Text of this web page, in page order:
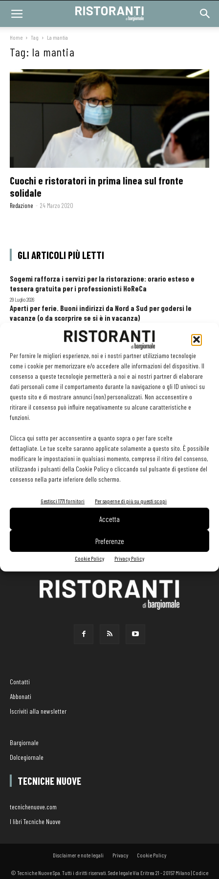
Per fornire le migliori esperienze, noi e i nostri partner utilizziamo tecnologie
come i cookie per memorizzare e/o accedere alle informazioni del dispositivo. Il
consenso a queste tecnologie permetterà a noi e ai nostri partner di elaborare
dati personali come il comportamento durante la navigazione o gli ID univoci su
questo sito e di mostrare annunci (non) personalizzati. Non acconsentire o
ritirare il consenso può influire negativamente su alcune caratteristiche e
funzioni.
Clicca qui sotto per acconsentire a quanto sopra o per fare scelte
dettagliate. Le tue scelte saranno applicate solamente a questo sito. È possibile
modificare le impostazioni in qualsiasi momento, compreso il ritiro del consenso,
utilizzando i pulsanti della Cookie Policy o cliccando sul pulsante di gestione del
consenso nella parte inferiore dello schermo.
Gestisci 1771 fornitori Per saperne di più su questi scopi
Accetta
Preferenze
Cookie Policy Privacy Policy
Home Tag La mantia
Tag: la mantia
Cuochi e ristoratori in prima linea sul fronte
solidale
Redazione - 24 Marzo 2020
GLI ARTICOLI PIÙ LETTI
Sogemi rafforza i servizi per la ristorazione: orario esteso e
tessera gratuita per i professionisti HoReCa
29 Luglio 2026
Aperti per ferie. Buoni indirizzi da Nord a Sud per godersi le
vacanze (o da scorprire se si è in vacanza)
Recensioni online, Fipe e le associazioni del turismo chiedono
modifiche alle Linee Guida dell’Antitrust
20 Luglio 2026
EDICOLA WEB
Contatti
Abbonati
Iscriviti alla newsletter
Bargiornale
Dolcegiornale
TECNICHE NUOVE
tecnichenuove.com
I libri Tecniche Nuove
Disclaimer e note legali Privacy Cookie Policy
© Tecniche Nuove Spa. Tutti i diritti riservati. Sede legale Via Eritrea 21 - 20157 Milano | Codice